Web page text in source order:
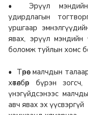
• Эрүүл мэндийн
удирдлагын
уршгаар
явах, эрүүл мэндийн
боломж туйлын хомс
• Төрөөс малчдын
хөтөлбөр бүрэн
үнэгүйдсэнээс
авч явах эх үүсвэргүй